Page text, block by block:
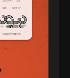
د‌بیر ناداستان:
د‌بیر خدمت و تجارت:
د‌بیر حقوق فناوری:
د‌بیر پیوست جهان:
د‌بیر تحریریه